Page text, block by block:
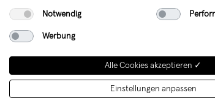
Notwendig
Werbung
Alle Cookies akzeptieren ✓
Einstellungen anpassen